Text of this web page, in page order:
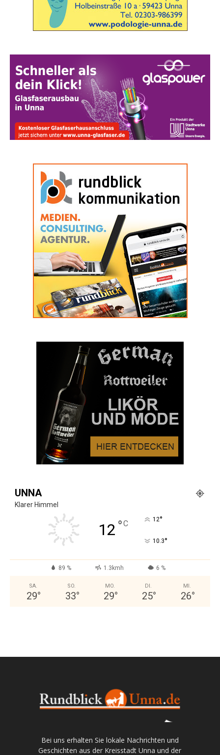
UNNA
Klarer Himmel
12 °C 12°
10.3°
89 % 1.3kmh 6 %
SA.
29°
SO.
33°
MO.
29°
DI.
25°
MI.
26°
Bei uns erhalten Sie lokale Nachrichten und
Geschichten aus der Kreisstadt Unna und der